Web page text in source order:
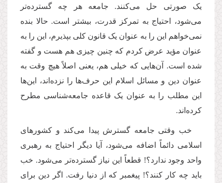
یک صورتی حل می‌کنند. جامعه هر چه گسترده‌تر
می‌شود، احتیاج به تمرکز قدرت، بیشتر است. حالا بنده
نمی‌خواهم این را به عنوان یک قانون کلی بپذیرم، این را به
عنوان مؤید عرض کردم که چنین چیزی هم هست و گفته
شده است. آن‌هایی که خیلی هم، یعنی اصلاً هیچ وقت به
عنوان دین و مسائل اسلام این حرف‌ها را نزده‌اند، این‌ها
این مطلب را به عنوان یک قاعده جامعه‌شناسی مطرح
کرده‌اند.
خب وقتی جامعه گسترش پیدا می‌کند و کشورهای
اسلامی دائماً اضافه می‌شود، آیا دیگر احتیاج به رهبری
واحد وجود ندارد؟! قطعاً این نیاز گسترده‌تر می‌شود. خب
باید چه کار کنند؟! پیغمبر که از دنیا رفت. اگر دین برای